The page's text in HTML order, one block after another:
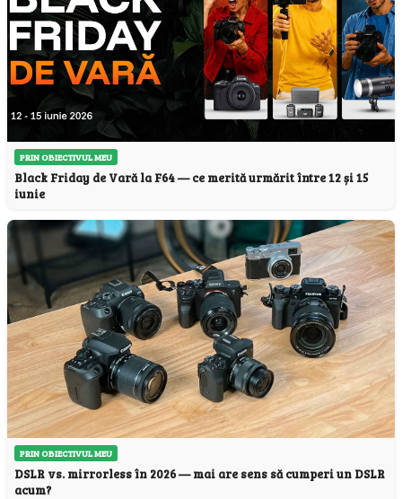
PRIN OBIECTIVUL MEU
Black Friday de Vară la F64 — ce merită urmărit între 12 și 15
iunie
PRIN OBIECTIVUL MEU
DSLR vs. mirrorless în 2026 — mai are sens să cumperi un DSLR
acum?